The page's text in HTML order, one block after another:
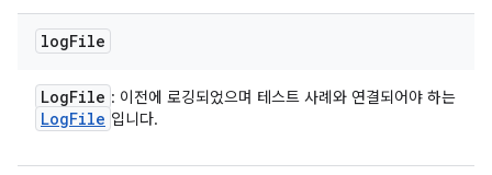
logFile
LogFile : 이전에 로깅되었으며 테스트 사례와 연결되어야 하는
LogFile 입니다.